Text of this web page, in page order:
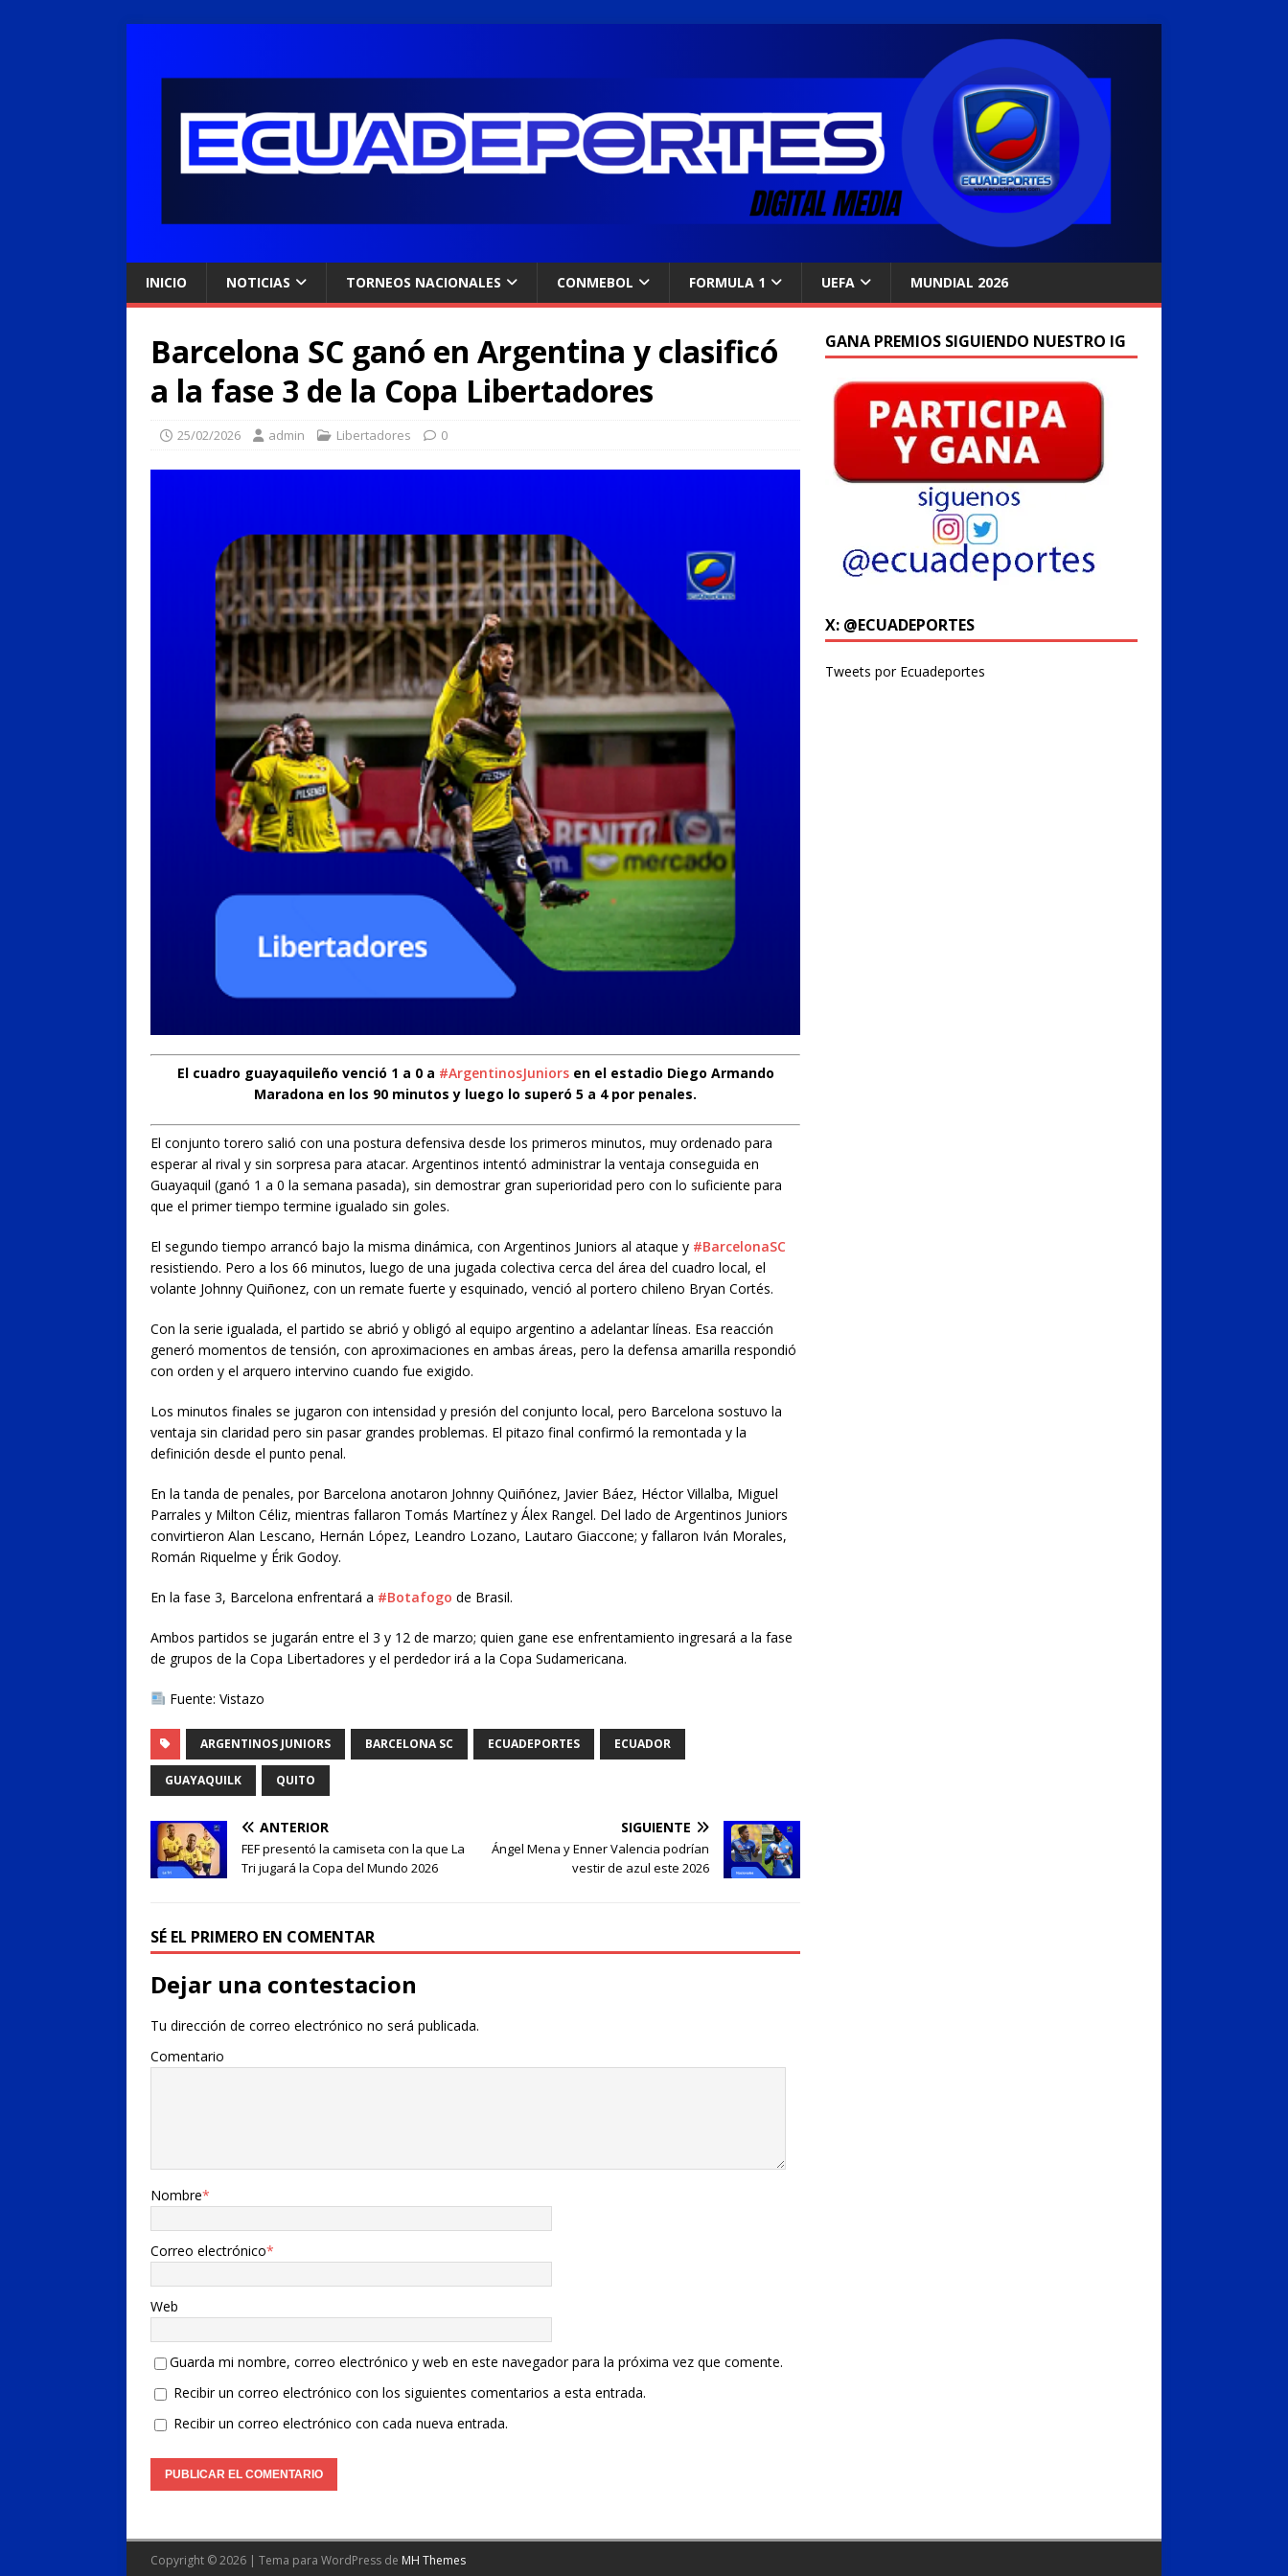
INICIO NOTICIAS TORNEOS NACIONALES CONMEBOL FORMULA 1 UEFA MUNDIAL 2026
Barcelona SC ganó en Argentina y clasificó
a la fase 3 de la Copa Libertadores
25/02/2026 admin Libertadores 0
El cuadro guayaquileño venció 1 a 0 a #ArgentinosJuniorsen el estadio Diego Armando
Maradona en los 90 minutos y luego lo superó 5 a 4 por penales.
El conjunto torero salió con una postura defensiva desde los primeros minutos, muy ordenado para
esperar al rival y sin sorpresa para atacar. Argentinos intentó administrar la ventaja conseguida en
Guayaquil (ganó 1 a 0 la semana pasada), sin demostrar gran superioridad pero con lo suficiente para
que el primer tiempo termine igualado sin goles.
El segundo tiempo arrancó bajo la misma dinámica, con Argentinos Juniors al ataque y #BarcelonaSC
resistiendo. Pero a los 66 minutos, luego de una jugada colectiva cerca del área del cuadro local, el
volante Johnny Quiñonez, con un remate fuerte y esquinado, venció al portero chileno Bryan Cortés.
Con la serie igualada, el partido se abrió y obligó al equipo argentino a adelantar líneas. Esa reacción
generó momentos de tensión, con aproximaciones en ambas áreas, pero la defensa amarilla respondió
con orden y el arquero intervino cuando fue exigido.
Los minutos finales se jugaron con intensidad y presión del conjunto local, pero Barcelona sostuvo la
ventaja sin claridad pero sin pasar grandes problemas. El pitazo final confirmó la remontada y la
definición desde el punto penal.
En la tanda de penales, por Barcelona anotaron Johnny Quiñónez, Javier Báez, Héctor Villalba, Miguel
Parrales y Milton Céliz, mientras fallaron Tomás Martínez y Álex Rangel. Del lado de Argentinos Juniors
convirtieron Alan Lescano, Hernán López, Leandro Lozano, Lautaro Giaccone; y fallaron Iván Morales,
Román Riquelme y Érik Godoy.
En la fase 3, Barcelona enfrentará a #Botafogo de Brasil.
Ambos partidos se jugarán entre el 3 y 12 de marzo; quien gane ese enfrentamiento ingresará a la fase
de grupos de la Copa Libertadores y el perdedor irá a la Copa Sudamericana.
Fuente: Vistazo
ARGENTINOS JUNIORS BARCELONA SC ECUADEPORTES ECUADOR
GUAYAQUILK QUITO
ANTERIOR
FEF presentó la camiseta con la que La
Tri jugará la Copa del Mundo 2026
SIGUIENTE
Ángel Mena y Enner Valencia podrían
vestir de azul este 2026
SÉ EL PRIMERO EN COMENTAR
Dejar una contestacion
Tu dirección de correo electrónico no será publicada.
Comentario
Nombre*
Correo electrónico*
Web
Guarda mi nombre, correo electrónico y web en este navegador para la próxima vez que comente.
Recibir un correo electrónico con los siguientes comentarios a esta entrada.
Recibir un correo electrónico con cada nueva entrada.
GANA PREMIOS SIGUIENDO NUESTRO IG
X: @ECUADEPORTES
Tweets por Ecuadeportes
Copyright © 2026 | Tema para WordPress de MH Themes